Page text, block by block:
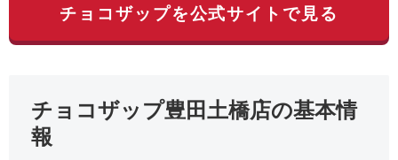
チョコザップを公式サイトで見る
チョコザップ豊田土橋店の基本情
報